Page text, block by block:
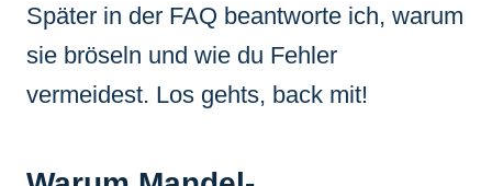
Später in der FAQ beantworte ich, warum
sie bröseln und wie du Fehler
vermeidest. Los gehts, back mit!